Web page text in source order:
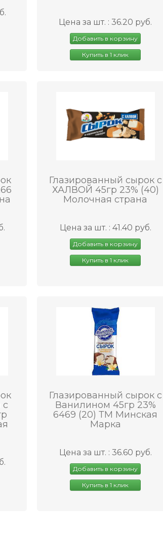
Цена за шт. : 36.20 руб.
Добавить в корзину
Купить в 1 клик
Глазированный сырок с
ХАЛВОЙ 45гр 23% (40)
Молочная страна
Цена за шт. : 41.40 руб.
Добавить в корзину
Купить в 1 клик
Глазированный сырок с
Ванилином 45гр 23%
6469 (20) ТМ Минская
Марка
Цена за шт. : 36.60 руб.
Добавить в корзину
Купить в 1 клик